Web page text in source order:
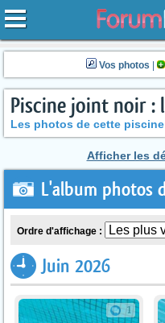
Vos photos
Piscine joint noir :
Les photos de cette piscine
Afficher les
L'album photos
Ordre d'affichage :
Juin 2026
1